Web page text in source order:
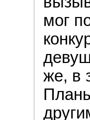
мог
же, в